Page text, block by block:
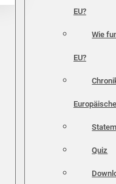
EU?
Wie
EU?
Quiz